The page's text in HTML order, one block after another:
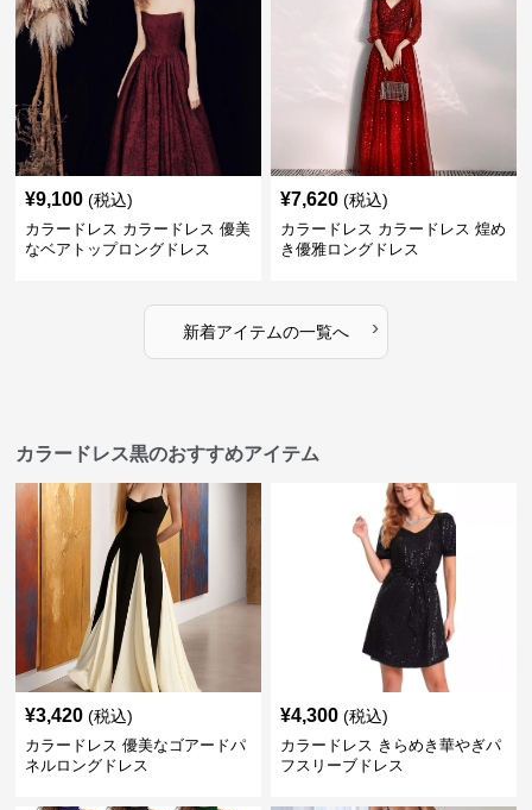
¥9,100 (税込)
カラードレス カラードレス 優美
なベアトップロングドレス
¥7,620 (税込)
カラードレス カラードレス 煌め
き優雅ロングドレス
新着アイテムの一覧へ ›
カラードレス黒のおすすめアイテム
¥3,420 (税込)
カラードレス 優美なゴアードパ
ネルロングドレス
¥4,300 (税込)
カラードレス きらめき華やぎパ
フスリーブドレス